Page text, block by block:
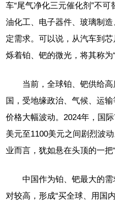
车“尾气净化三元催化剂”不
油化工、电子器件、玻璃制
定需求。可以说，从汽车到
烁着铂、钯的微光，将其称为
当前，全球铂、钯供给
国，受地缘政治、气候、运
价格大幅波动。2024年，国
美元至1100美元之间剧烈波
业而言，犹如悬在头顶的一把“
中国作为铂、钯最大的
对较高，形成“买全球、用国